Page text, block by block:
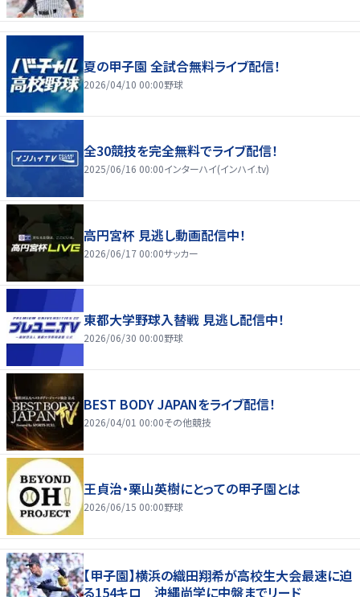
夏の甲子園 全試合無料ライブ配信！
2026/04/10 00:00野球
全30競技を完全無料でライブ配信！
2025/06/16 00:00インターハイ(インハイ.tv)
高円宮杯 見逃し動画配信中！
2026/06/17 00:00サッカー
東都大学野球入替戦 見逃し配信中！
2026/06/30 00:00野球
BEST BODY JAPANをライブ配信！
2026/04/01 00:00その他競技
王貞治・栗山英樹にとっての甲子園とは
2026/06/15 00:00野球
【甲子園】横浜の織田翔希が高校生大会最速に迫
る154キロ 沖縄尚学に中盤までリード